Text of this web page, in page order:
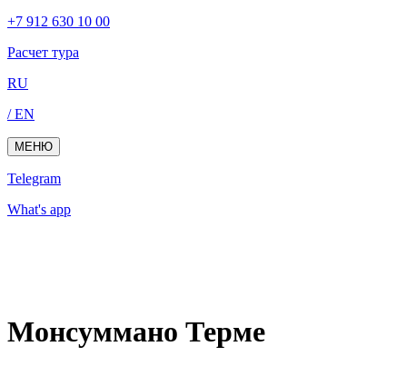
+7 912 630 10 00
Расчет тура
RU
/ EN
МЕНЮ
Telegram
What's app
Монсуммано Терме